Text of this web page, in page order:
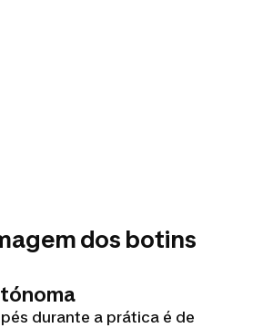
dos botins
durante a prática é de